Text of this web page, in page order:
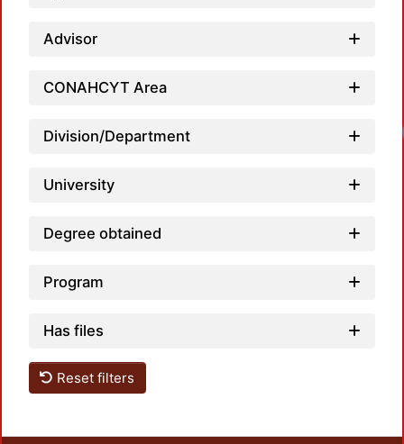
Advisor
CONAHCYT Area
Division/Department
University
Degree obtained
Program
Has files
Reset filters